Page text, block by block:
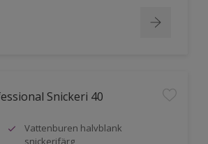
Snickeri 40
Vattenburen halvblank
snickerifärg